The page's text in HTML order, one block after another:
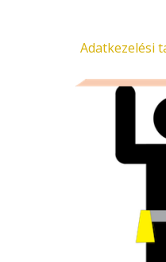
Adatkezelési